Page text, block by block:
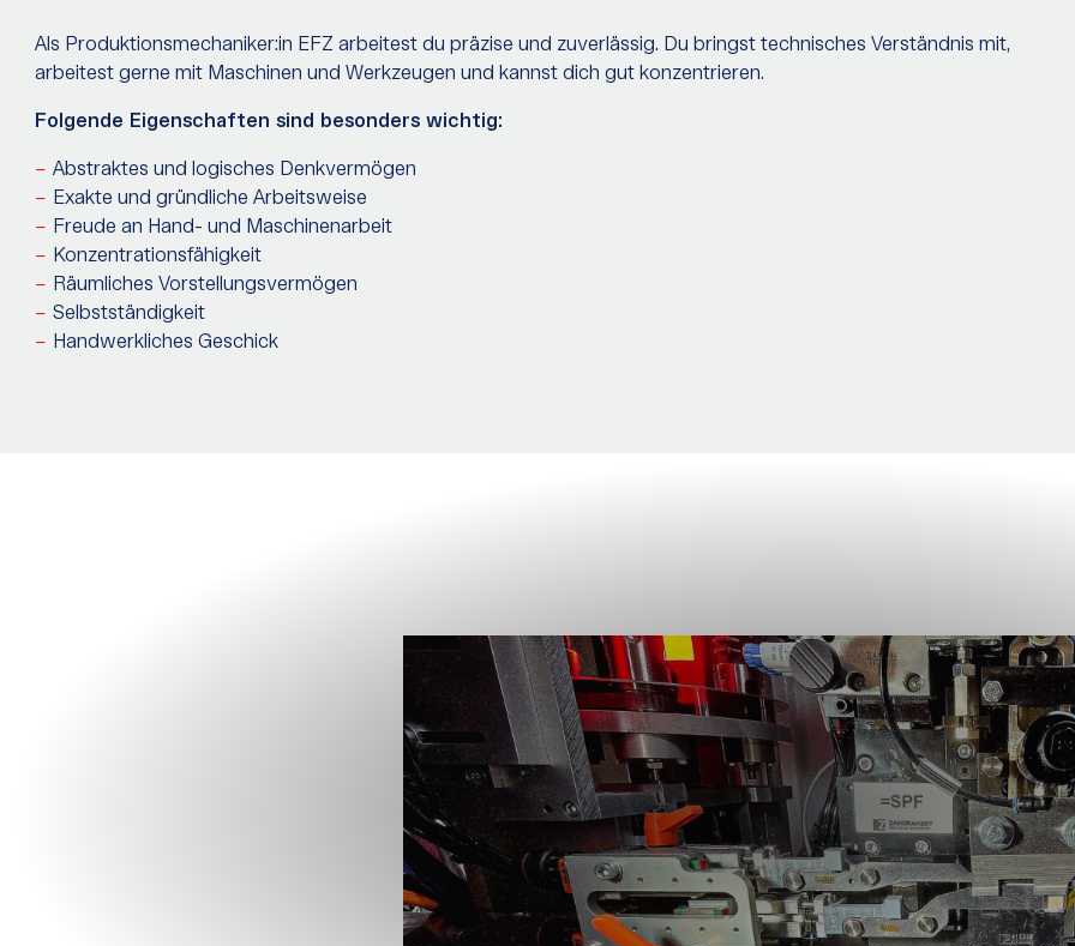
Als Produktionsmechaniker:in EFZ arbeitest du präzise und zuverlässig. Du bringst technisches Verständnis mit,
arbeitest gerne mit Maschinen und Werkzeugen und kannst dich gut konzentrieren.
Folgende Eigenschaften sind besonders wichtig:
Abstraktes und logisches Denkvermögen
Exakte und gründliche Arbeitsweise
Freude an Hand- und Maschinenarbeit
Konzentrationsfähigkeit
Räumliches Vorstellungsvermögen
Selbstständigkeit
Handwerkliches Geschick